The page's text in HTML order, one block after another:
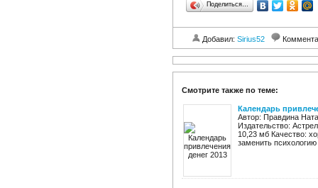
Поделиться…
Добавил: Sirius52
Смотрите также по теме:
Календарь
Автор: Правдина
Издательство:
10,23 мб Качество:
заменить